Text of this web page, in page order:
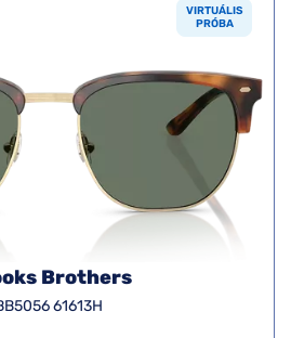
VIRTUÁLIS
PRÓBA
Brothers
61613H